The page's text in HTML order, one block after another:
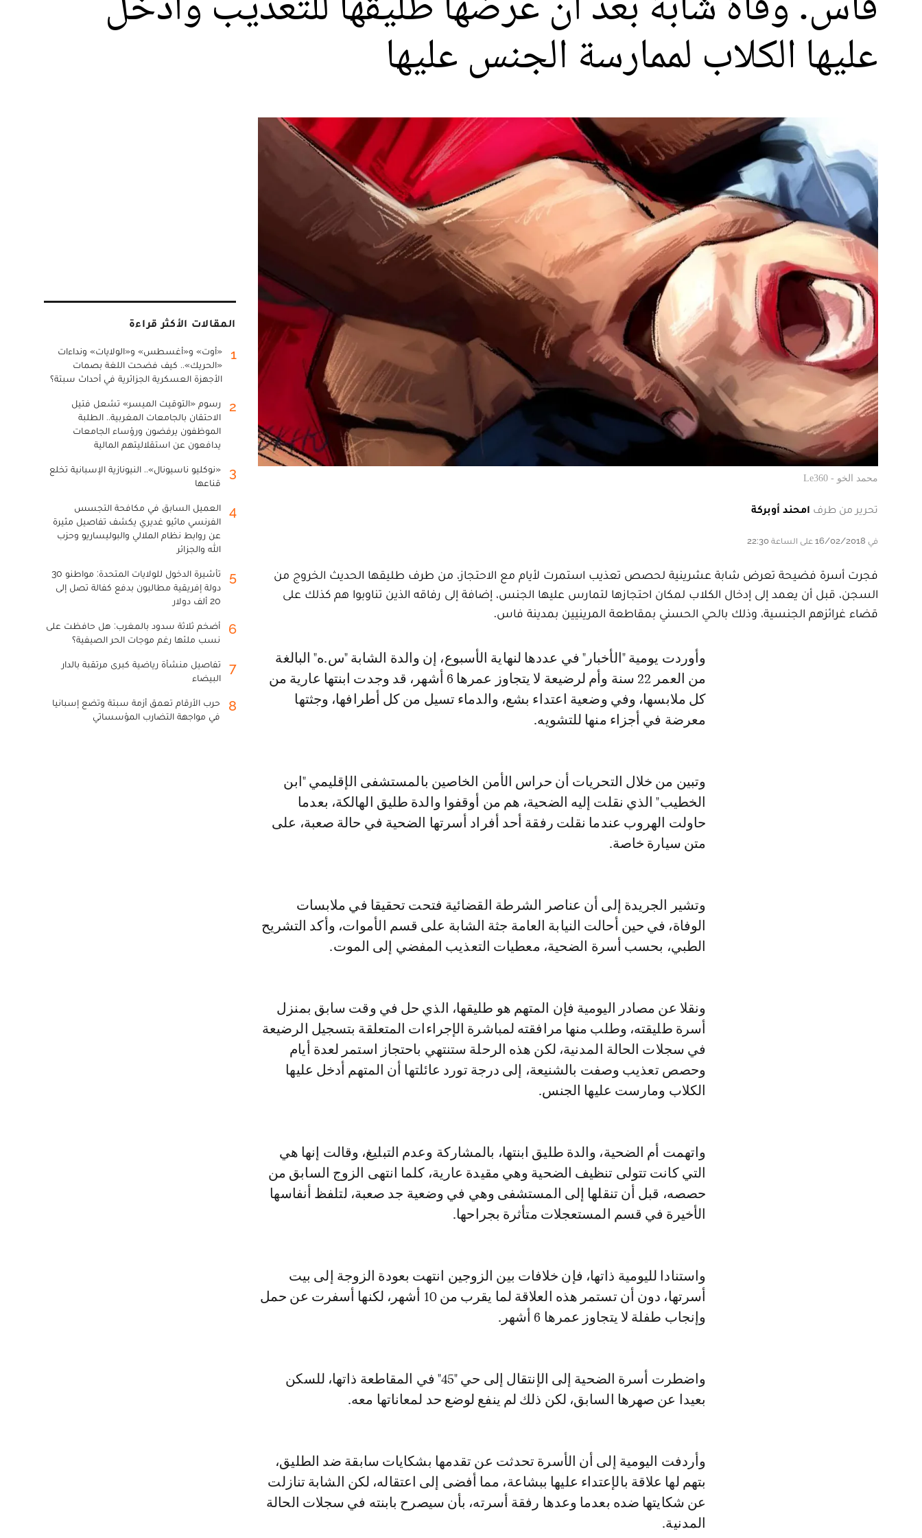
عليها الكلاب لممارسة الجنس عليها
محمد الخو - Le360
تحرير من طرف امحند أوبركة
في 16/02/2018 على الساعة 22:30
فجرت أسرة فضيحة تعرض شابة عشرينية لحصص تعذيب استمرت لأيام مع الاحتجاز، من طرف طليقها الحديث الخروج من
السجن، قبل أن يعمد إلى إدخال الكلاب لمكان احتجازها لتمارس عليها الجنس، إضافة إلى رفاقه الذين تناوبوا هم كذلك على
قضاء غرائزهم الجنسية، وذلك بالحي الحسني بمقاطعة المرينيين بمدينة فاس.
وأوردت يومية "الأخبار" في عددها لنهاية الأسبوع، إن والدة الشابة "س.ه" البالغة
من العمر 22 سنة وأم لرضيعة لا يتجاوز عمرها 6 أشهر، قد وجدت ابنتها عارية من
كل ملابسها، وفي وضعية اعتداء بشع، والدماء تسيل من كل أطرافها، وجثتها
معرضة في أجزاء منها للتشويه.
وتبين من خلال التحريات أن حراس الأمن الخاصين بالمستشفى الإقليمي "ابن
الخطيب" الذي نقلت إليه الضحية، هم من أوقفوا والدة طليق الهالكة، بعدما
حاولت الهروب عندما نقلت رفقة أحد أفراد أسرتها الضحية في حالة صعبة، على
متن سيارة خاصة.
وتشير الجريدة إلى أن عناصر الشرطة القضائية فتحت تحقيقا في ملابسات
الوفاة، في حين أحالت النيابة العامة جثة الشابة على قسم الأموات، وأكد التشريح
الطبي، بحسب أسرة الضحية، معطيات التعذيب المفضي إلى الموت.
ونقلا عن مصادر اليومية فإن المتهم هو طليقها، الذي حل في وقت سابق بمنزل
أسرة طليقته، وطلب منها مرافقته لمباشرة الإجراءات المتعلقة بتسجيل الرضيعة
في سجلات الحالة المدنية، لكن هذه الرحلة ستنتهي باحتجاز استمر لعدة أيام
وحصص تعذيب وصفت بالشنيعة، إلى درجة تورد عائلتها أن المتهم أدخل عليها
الكلاب ومارست عليها الجنس.
واتهمت أم الضحية، والدة طليق ابنتها، بالمشاركة وعدم التبليغ، وقالت إنها هي
التي كانت تتولى تنظيف الضحية وهي مقيدة عارية، كلما انتهى الزوج السابق من
حصصه، قبل أن تنقلها إلى المستشفى وهي في وضعية جد صعبة، لتلفظ أنفاسها
الأخيرة في قسم المستعجلات متأثرة بجراحها.
واستنادا لليومية ذاتها، فإن خلافات بين الزوجين انتهت بعودة الزوجة إلى بيت
أسرتها، دون أن تستمر هذه العلاقة لما يقرب من 10 أشهر، لكنها أسفرت عن حمل
وإنجاب طفلة لا يتجاوز عمرها 6 أشهر.
واضطرت أسرة الضحية إلى الإنتقال إلى حي "45" في المقاطعة ذاتها، للسكن
بعيدا عن صهرها السابق، لكن ذلك لم ينفع لوضع حد لمعاناتها معه.
وأردفت اليومية إلى أن الأسرة تحدثت عن تقدمها بشكايات سابقة ضد الطليق،
بتهم لها علاقة بالإعتداء عليها ببشاعة، مما أفضى إلى اعتقاله، لكن الشابة تنازلت
عن شكايتها ضده بعدما وعدها رفقة أسرته، بأن سيصرح بابنته في سجلات الحالة
المدنية.
المقالات الأكثر قراءة
1
«أوت» و«أغسطس» و«الولايات» ونداءات
«الحريك».. كيف فضحت اللغة بصمات
الأجهزة العسكرية الجزائرية في أحداث سبتة؟
2
رسوم «التوقيت الميسر» تشعل فتيل
الاحتقان بالجامعات المغربية.. الطلبة
الموظفون يرفضون ورؤساء الجامعات
يدافعون عن استقلاليتهم المالية
3
«نوكليو ناسيونال».. النيونازية الإسبانية تخلع
قناعها
4
العميل السابق في مكافحة التجسس
الفرنسي ماثيو غديري يكشف تفاصيل مثيرة
عن روابط نظام الملالي والبوليساريو وحزب
الله والجزائر
5
تأشيرة الدخول للولايات المتحدة: مواطنو 30
دولة إفريقية مطالبون بدفع كفالة تصل إلى
20 ألف دولار
6
أضخم ثلاثة سدود بالمغرب: هل حافظت على
نسب ملئها رغم موجات الحر الصيفية؟
7
تفاصيل منشأة رياضية كبرى مرتقبة بالدار
البيضاء
8
حرب الأرقام تعمق أزمة سبتة وتضع إسبانيا
في مواجهة التضارب المؤسساتي